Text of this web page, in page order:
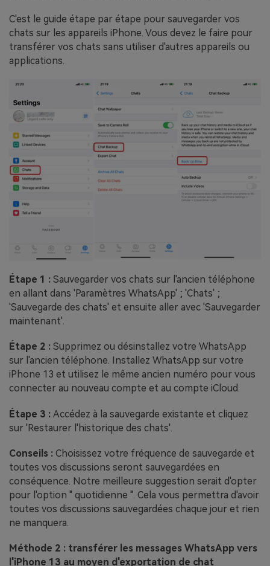
C'est le guide étape par étape pour sauvegarder vos
chats sur les appareils iPhone. Vous devez le faire pour
transférer vos chats sans utiliser d'autres appareils ou
applications.
Étape 1 : Sauvegarder vos chats sur l'ancien téléphone
en allant dans 'Paramètres WhatsApp' ; 'Chats' ;
'Sauvegarde des chats' et ensuite aller avec 'Sauvegarder
maintenant'.
Étape 2 : Supprimez ou désinstallez votre WhatsApp
sur l'ancien téléphone. Installez WhatsApp sur votre
iPhone 13 et utilisez le même ancien numéro pour vous
connecter au nouveau compte et au compte iCloud.
Étape 3 : Accédez à la sauvegarde existante et cliquez
sur 'Restaurer l'historique des chats'.
Conseils : Choisissez votre fréquence de sauvegarde et
toutes vos discussions seront sauvegardées en
conséquence. Notre meilleure suggestion serait d'opter
pour l'option " quotidienne ". Cela vous permettra d'avoir
toutes vos discussions sauvegardées chaque jour et rien
ne manquera.
Méthode 2 : transférer les messages WhatsApp vers
l'iPhone 13 au moyen d'exportation de chat